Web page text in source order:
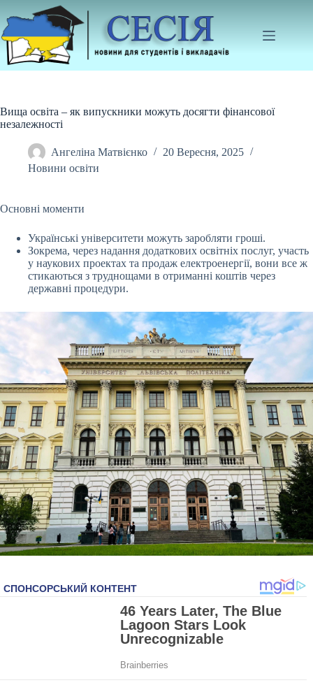
до
вмісту
Вища освіта – як випускники можуть досягти фінансової
незалежності
Ангеліна Матвієнко
20 Вересня, 2025
Новини освіти
Основні моменти
Українські університети можуть заробляти гроші.
Зокрема, через надання додаткових освітніх послуг, участь
у наукових проектах та продаж електроенергії, вони все ж
стикаються з труднощами в отриманні коштів через
державні процедури.